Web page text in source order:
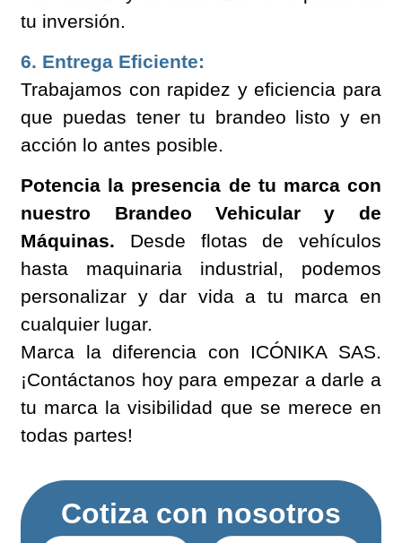
tu inversión.
6. Entrega Eficiente:
Trabajamos con rapidez y eficiencia para
que puedas tener tu brandeo listo y en
acción lo antes posible.
Potencia la presencia de tu marca con
nuestro Brandeo Vehicular y de
Máquinas. Desde flotas de vehículos
hasta maquinaria industrial, podemos
personalizar y dar vida a tu marca en
cualquier lugar.
Marca la diferencia con ICÓNIKA SAS.
¡Contáctanos hoy para empezar a darle a
tu marca la visibilidad que se merece en
todas partes!
Cotiza con nosotros